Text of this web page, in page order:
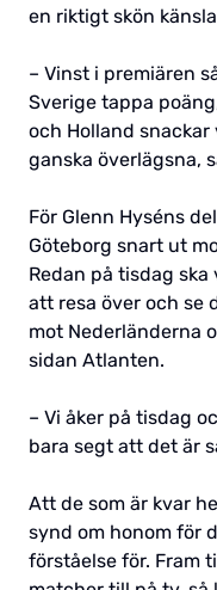
en riktigt skön
– Vinst i premiären
Sverige tappa
och Holland
ganska överlägsna,
För Glenn Hyséns
Göteborg snart ut
Redan på tisdag
att resa över och se
mot Nederländerna
sidan Atlanten.
– Vi åker på tisdag
bara segt att det är
Att de som är kvar
synd om honom för
förståelse för. Fram